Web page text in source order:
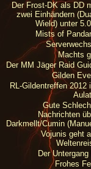
Der Frost-DK als DD
zwei Einhändern
Wield) unter
Mists of
Machts
Der MM Jäger Raid
Gilden
RL-Gildentreffen 2012
Gute
Nachrichten
Darkmellt/Cumin
Vojunis geht
Der Untergang
Frohes